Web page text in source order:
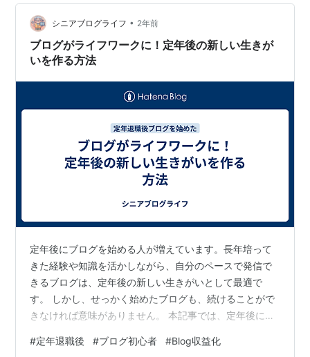
方法が紹介されています。印象に残った箇所をご紹介し
ましょう。
シニアブログライフ • 2年前
ブログがライフワークに！定年後の新しい生きが
いを作る方法
定年後にブログを始める人が増えています。長年培って
きた経験や知識を活かしながら、自分のペースで発信で
きるブログは、定年後の新しい生きがいとして最適で
す。 しかし、せっかく始めたブログも、続けることがで
きなければ意味がありません。 本記事では、定年後にブ
解説します。 単なる趣味としてだけでなく、ブログを通
#定年退職後 #ブログ初心者 #Blog収益化